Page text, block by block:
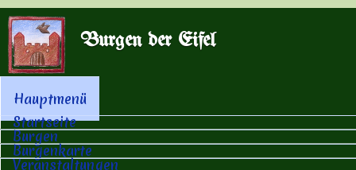
Burgen der Eifel
Hauptmenü
Hauptmenü
Startseite
Burgen
Burgenkarte
Veranstaltungen